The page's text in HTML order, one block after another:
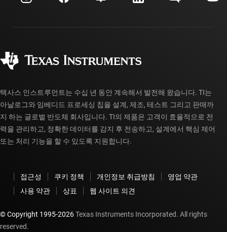
투자 관계
제조
myTI 계정 FAQ
주문 FAQ
텍사스 인스트루먼트는 수십 년 동안 계속해서 발전해 왔습니다. TI는
아날로그와 임베디드 프로세싱 칩을 설계, 제조, 테스트 그리고 판매까
지 하는 글로벌 반도체 회사입니다. TI의 제품은 고객이 효율적으로 전
력을 관리하고, 정확한 데이터를 감지 후 전송하고, 설계에서 핵심 제어
또는 처리 기능을 할 수 있도록 지원합니다.
접근성 쿠키 정책 개인정보 취급방침
영업 약관
사용 약관
상표 웹 사이트 의견
© Copyright 1995-2026Texas Instruments Incorporated. All rights
reserved.